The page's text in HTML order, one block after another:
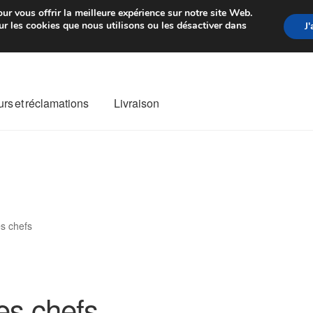
de 7 EUR Du lundi au
et réclamations Livraison
chefs
vous offrir la meilleure expérience sur notre site Web.
les cookies que nous utilisons ou les désactiver dans